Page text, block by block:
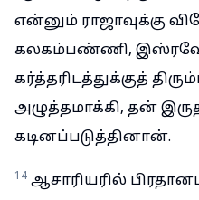
என்னும் ராஜாவுக்கு
கலகம்பண்ணி,
கர்த்தரிடத்துக்குத்
அழுத்தமாக்கி, தன்
கடினப்படுத்தினான்.
14 ஆசாரியரில்